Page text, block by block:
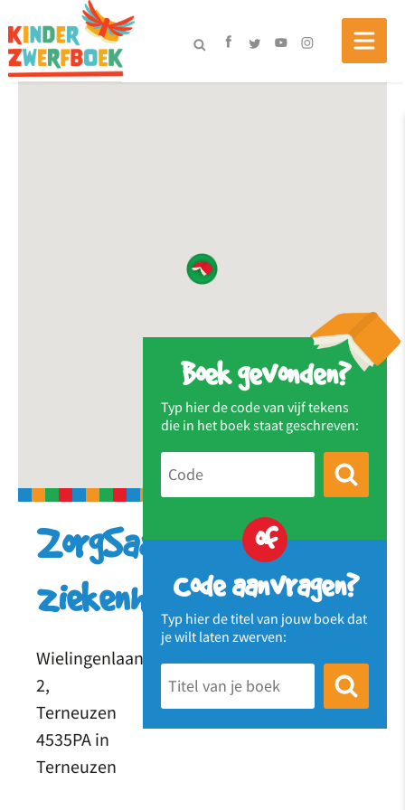
Boek gevonden?
Typ hier de code van vijf tekens
die in het boek staat geschreven:
of
Code aanvragen?
Typ hier de titel van jouw boek dat
je wilt laten zwerven:
ZorgSaam
ziekenhuis
Wielingenlaan
2,
Terneuzen
4535PA in
Terneuzen